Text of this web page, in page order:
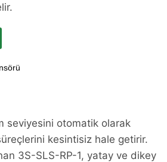
seviyesini otomatik olarak
kesintisiz hale getirir.
3S-SLS-RP-1, yatay ve dikey